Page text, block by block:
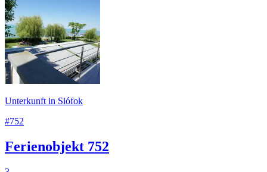
Unterkunft in Siófok
#752
Ferienobjekt 752